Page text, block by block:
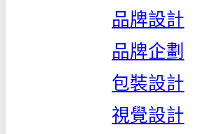
品牌設計
品牌企劃
包裝設計
視覺設計